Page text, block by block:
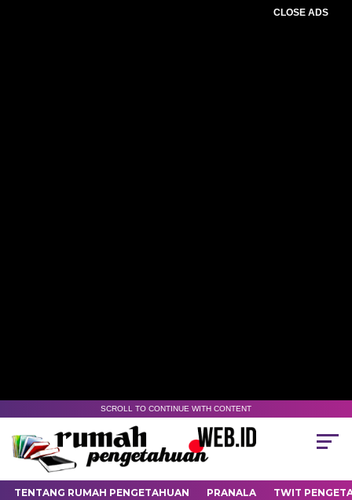
CLOSE ADS
SCROLL TO CONTINUE WITH CONTENT
TENTANG RUMAH PENGETAHUAN PRANALA TWIT